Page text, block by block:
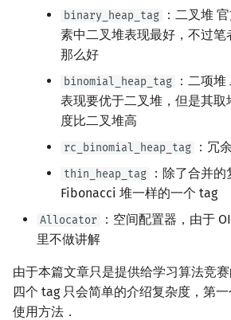
CP
LaTeX 入门 锦
排
排
DP 套 DP
DP 优化
其它 DP 方法
后缀自动机 (SAM)
后缀平衡树
广义后缀自动机
后缀树
Manacher
回文树
最小表示法
中
阶
卢
同
二
离
多项式与生成函数 符
形
普
指
组合数学
分
图
线性代数
线性规划
概率论
数值算法
树状数组
二叉搜索树 & 平衡树
可持久化数据结构
K-D Tree
树
连通性相关
环计数问题
最小环
欧拉图
二分图
随机增量法
反演变换
计算几何杂项
表达式求值
在一台机器上规划任务
主元素问题
Garsia–Wachs 算法
15-puzzle
Kahan 求和
空间优化简介
binary_heap_tag
：二叉堆
素中二叉堆表现最好，不过
那么好
binomial_heap_tag
：二项
表现要优于二叉堆，但是其
度比二叉堆高
rc_binomial_heap_tag ：冗
thin_heap_tag
：除了合并
Fibonacci 堆一样的一个 tag
Allocator
：空间配置器，由于
里不做讲解
由于本篇文章只是提供给学习算法竞
四个 tag 只会简单的介绍复杂度，第
使用方法．